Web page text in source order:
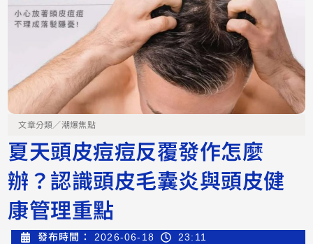
文章分類／潮爆焦點
夏天頭皮痘痘反覆發作怎麼
辦？認識頭皮毛囊炎與頭皮健
康管理重點
發布時間： 2026-06-18 23:11